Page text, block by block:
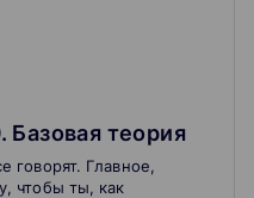
теория
говорят. Главное,
чтобы ты, как